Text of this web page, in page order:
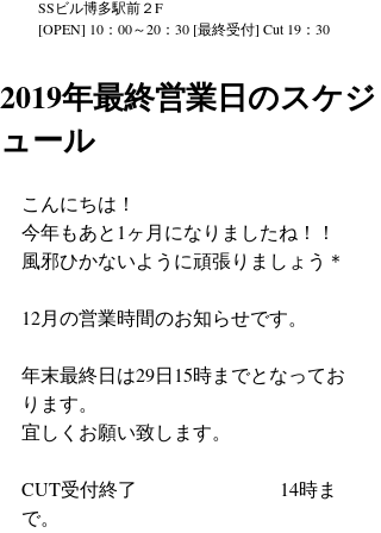
SSビル博多駅前２F
[OPEN] 10：00～20：30 [最終受付] Cut 19：30
2019年最終営業日のスケジ
ュール
こんにちは！
今年もあと1ヶ月になりましたね！！
風邪ひかないように頑張りましょう＊
12月の営業時間のお知らせです。
年末最終日は29日15時までとなってお
ります。
宜しくお願い致します。
CUT受付終了                              14時ま
で。